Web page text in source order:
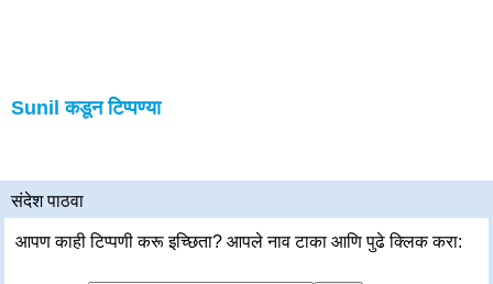
Sunil कडून टिप्पण्या
संदेश पाठवा
आपण काही टिप्पणी करू इच्छिता? आपले नाव टाका आणि पुढे क्लिक करा: